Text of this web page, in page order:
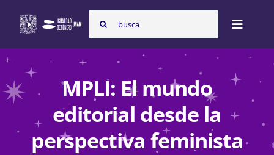
content
Search
for:
Toggle
Nosotras
MPLI: El mundo
editorial desde la
perspectiva feminista